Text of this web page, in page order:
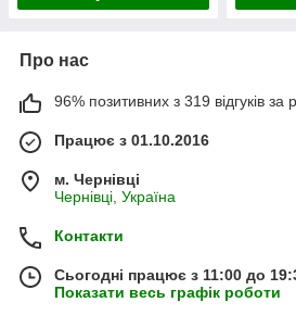
Про нас
96% позитивних з 319 відгуків за
Працює з 01.10.2016
м. Чернівці
Чернівці, Україна
Контакти
Сьогодні працює з 11:00 до
Показати весь графік роботи